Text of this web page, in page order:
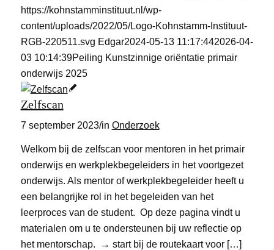
https://kohnstamminstituut.nl/wp-
content/uploads/2022/05/Logo-Kohnstamm-Instituut-
RGB-220511.svg Edgar2024-05-13 11:17:442026-04-
03 10:14:39Peiling Kunstzinnige oriëntatie primair
onderwijs 2025
Zelfscan
7 september 2023/in Onderzoek
Welkom bij de zelfscan voor mentoren in het primair
onderwijs en werkplekbegeleiders in het voortgezet
onderwijs. Als mentor of werkplekbegeleider heeft u
een belangrijke rol in het begeleiden van het
leerproces van de student. Op deze pagina vindt u
materialen om u te ondersteunen bij uw reflectie op
het mentorschap. → start bij de routekaart voor […]